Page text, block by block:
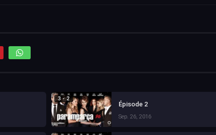
3 - 2
Épisode 2
Sep. 26, 2016